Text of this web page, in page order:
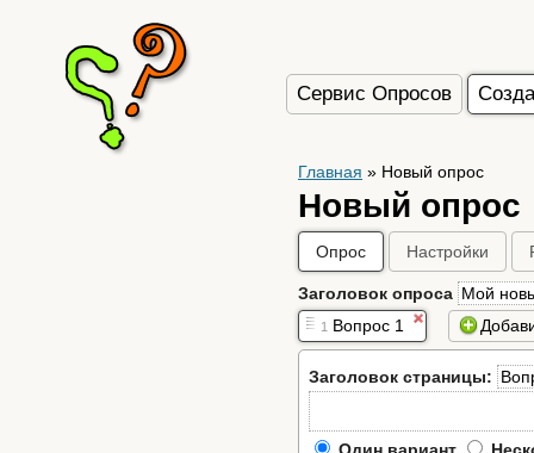
Сервис Опросов
Главная » Новый опрос
Новый опрос
Опрос Настройки
Заголовок опроса
1 Вопрос 1
Заголовок страницы: